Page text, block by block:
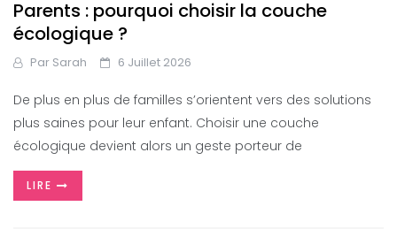
Parents : pourquoi choisir la couche
écologique ?
Par Sarah 6 Juillet 2026
De plus en plus de familles s’orientent vers des solutions
plus saines pour leur enfant. Choisir une couche
écologique devient alors un geste porteur de
LIRE